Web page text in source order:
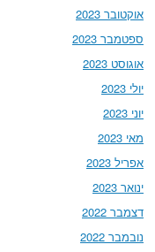
אוקטובר 2023
ספטמבר 2023
אוגוסט 2023
יולי 2023
יוני 2023
מאי 2023
אפריל 2023
ינואר 2023
דצמבר 2022
נובמבר 2022